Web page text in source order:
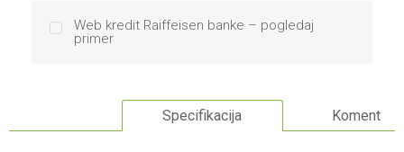
Web kredit Raiffeisen banke – pogledaj
primer
Specifikacija Komentari